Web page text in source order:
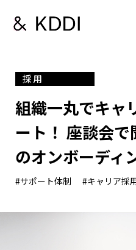
採用
組織一丸でキャ
ート！ 座談会
のオンボーディ
#サポート体制 #キャリア採